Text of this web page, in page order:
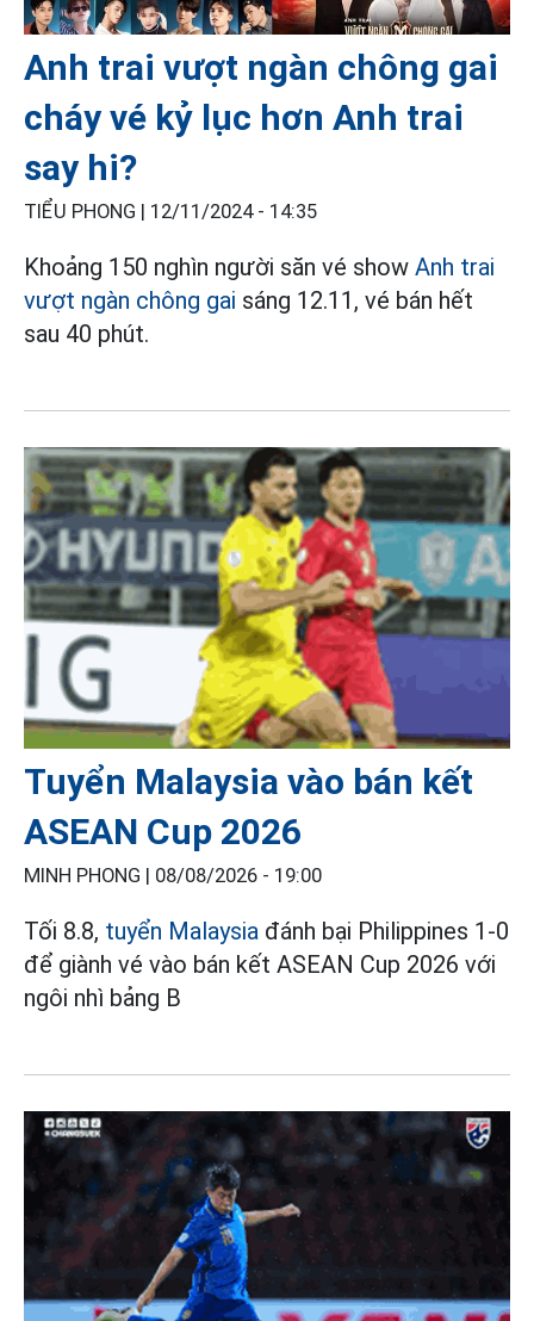
Anh trai vượt ngàn chông gai
cháy vé kỷ lục hơn Anh trai
say hi?
TIỂU PHONG | 12/11/2024 - 14:35
Khoảng 150 nghìn người săn vé show Anh trai
vượt ngàn chông gai sáng 12.11, vé bán hết
sau 40 phút.
Tuyển Malaysia vào bán kết
ASEAN Cup 2026
MINH PHONG | 08/08/2026 - 19:00
Tối 8.8, tuyển Malaysia đánh bại Philippines 1-0
để giành vé vào bán kết ASEAN Cup 2026 với
ngôi nhì bảng B